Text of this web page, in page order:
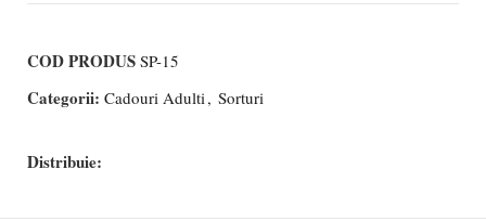
COD PRODUS SP-15
Categorii: Cadouri Adulti , Sorturi
Distribuie: